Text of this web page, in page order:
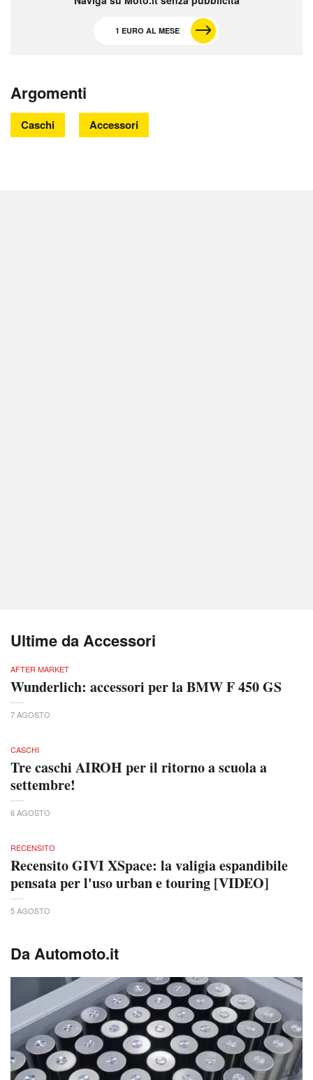
1 EURO AL MESE
Argomenti
Caschi Accessori
Ultime da Accessori
AFTER MARKET
Wunderlich: accessori per la BMW F 450 GS
7 AGOSTO
CASCHI
Tre caschi AIROH per il ritorno a scuola a
settembre!
6 AGOSTO
RECENSITO
Recensito GIVI XSpace: la valigia espandibile
pensata per l'uso urban e touring [VIDEO]
5 AGOSTO
Da Automoto.it